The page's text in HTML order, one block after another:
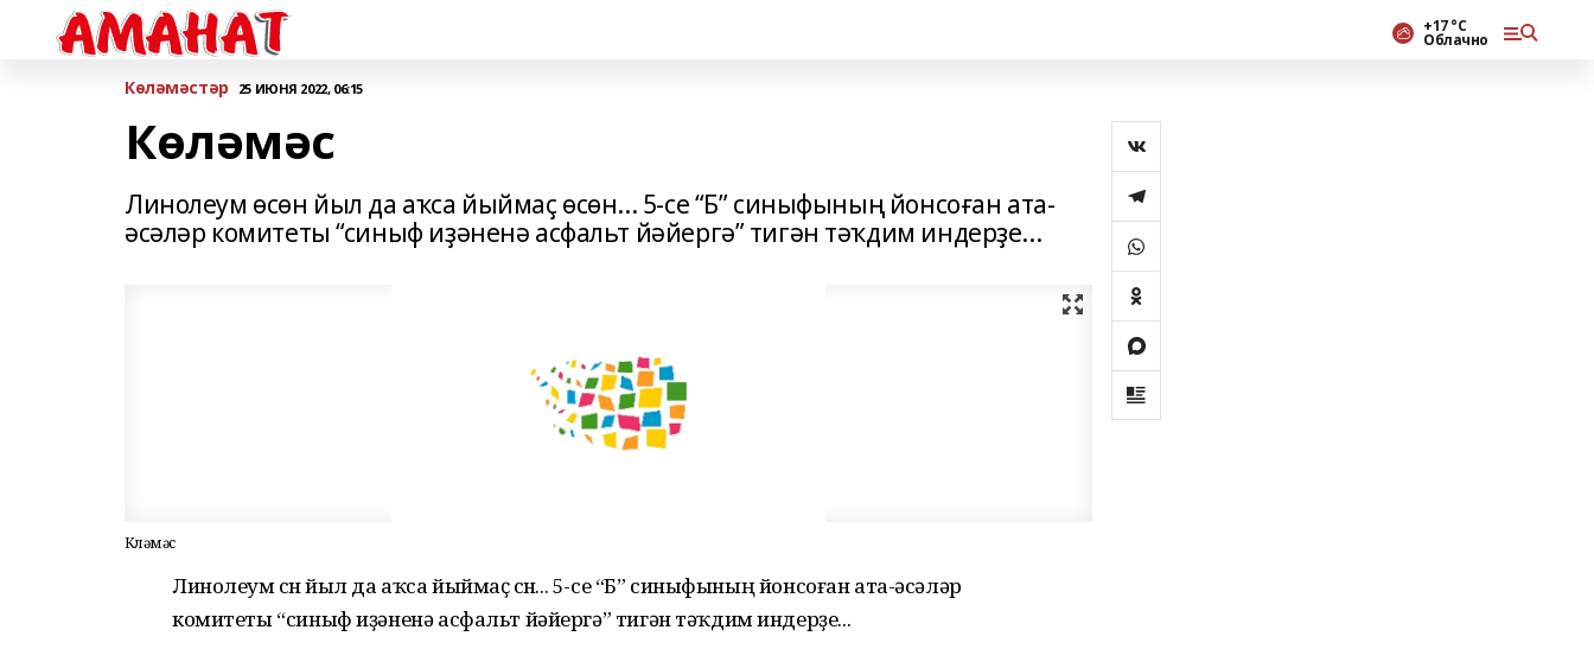
+17 °С
Облачно
Көләмәстәр 25 ИЮНЯ 2022, 06:15
Көләмәс
Линолеум өсөн йыл да аҡса йыймаҫ өсөн... 5-се “Б” синыфының йонсоған ата-
әсәләр комитеты “синыф иҙәненә асфальт йәйергә” тигән тәҡдим индерҙе...
Көләмәс
Линолеум өсөн йыл да аҡса йыймаҫ өсөн... 5-се “Б” синыфының йонсоған ата-әсәләр
комитеты “синыф иҙәненә асфальт йәйергә” тигән тәҡдим индерҙе...